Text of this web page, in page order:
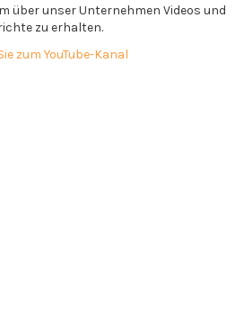
über unser Unternehmen Videos und
zu erhalten.
zum YouTube-Kanal